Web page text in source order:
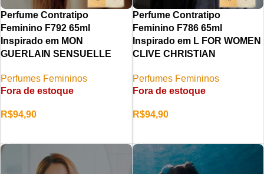
Perfume Contratipo
Feminino F792 65ml
Inspirado em MON
GUERLAIN SENSUELLE
Perfumes Femininos
Fora de estoque
R$94,90
Perfume Contratipo
Feminino F786 65ml
Inspirado em L FOR WOMEN
CLIVE CHRISTIAN
Perfumes Femininos
Fora de estoque
R$94,90